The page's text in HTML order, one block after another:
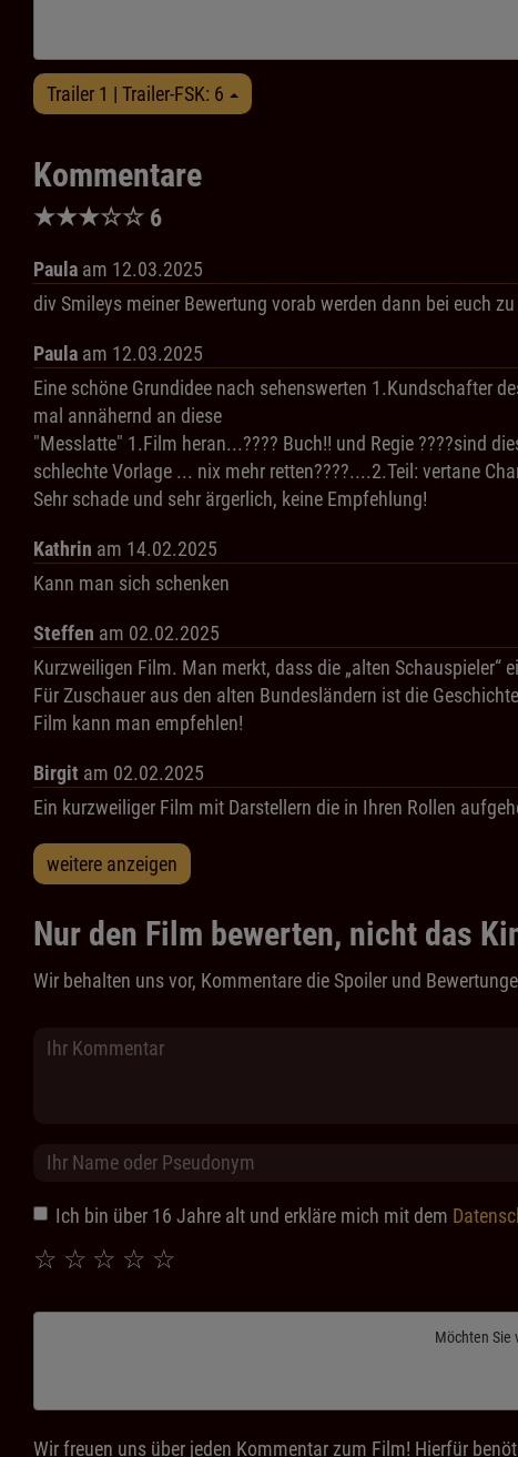
Trailer 1 | Trailer-FSK: 6
Kommentare
★★★☆☆ 6
Paula am 12.03.2025
div Smileys meiner Bewertung vorab werden dann bei euch
Paula am 12.03.2025
Eine schöne Grundidee nach sehenswerten 1.Kundschafter
mal annähernd an diese
"Messlatte" 1.Film heran...???? Buch!! und Regie ????sind
schlechte Vorlage ... nix mehr retten????....2.Teil: vertane
Sehr schade und sehr ärgerlich, keine Empfehlung!
Kathrin am 14.02.2025
Kann man sich schenken
Steffen am 02.02.2025
Kurzweiligen Film. Man merkt, dass die „alten Schauspieler“
Für Zuschauer aus den alten Bundesländern ist die
Film kann man empfehlen!
Birgit am 02.02.2025
Ein kurzweiliger Film mit Darstellern die in Ihren Rollen
weitere anzeigen
Nur den Film bewerten, nicht das
Wir behalten uns vor, Kommentare die Spoiler und
Ich bin über 16 Jahre alt und erkläre mich mit dem
☆
☆
☆
☆
☆
Möchten Sie
Wir freuen uns über jeden Kommentar zum Film! Hierfür